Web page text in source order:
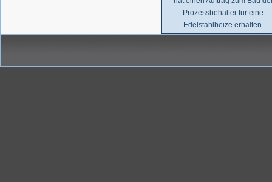
Prozessbehälter für eine
Edelstahlbeize erhalten.
Die Behälter werden auf